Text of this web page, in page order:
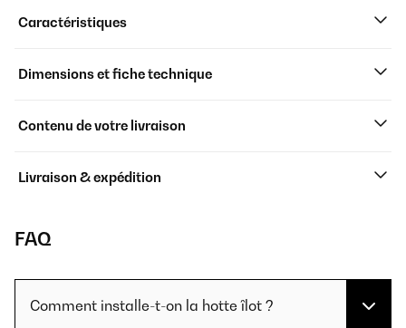
Caractéristiques
Dimensions et fiche technique
Contenu de votre livraison
Livraison & expédition
FAQ
Comment installe-t-on la hotte îlot ?